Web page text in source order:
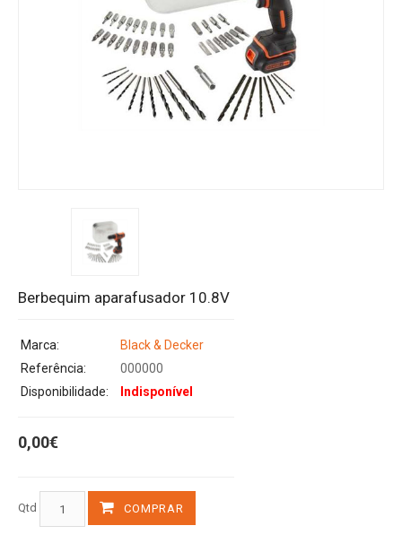
Berbequim aparafusador 10.8V
Marca:
Black & Decker
Referência:
000000
Disponibilidade:
Indisponível
0,00€
Qtd COMPRAR